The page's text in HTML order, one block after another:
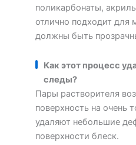
поликарбонаты,
отлично подходит для
должны быть
Как этот процесс
следы?
Пары растворителя
поверхность на очень
удаляют небольшие
поверхности блеск.